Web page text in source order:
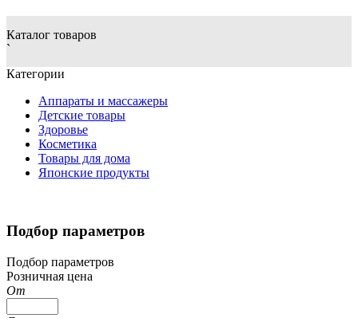
Каталог товаров
`
Категории
Аппараты и массажеры
Детские товары
Здоровье
Косметика
Товары для дома
Японские продукты
Подбор параметров
Подбор параметров
Розничная цена
От